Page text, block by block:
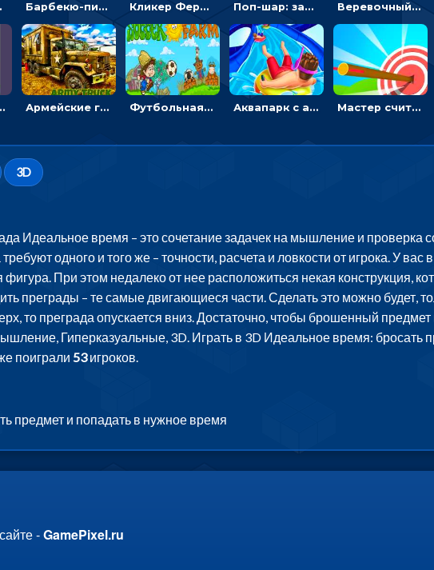
- 3D Барбекю-пикник: искать скрытые предметы на картинках - головоломка Кликер Фермерский бизнес: расти овощи, чтобы богатеть Поп-шар: запускать колючку, чтобы лопать воздушные шарики Веревочный мастер: двигай узелки и развязывай их
достать элемент со звездой Армейские грузовики в пазлах: собери военную машину Футбольная ферма: бей по мячу, чтобы забивать в ворота и ловить звезды Аквапарк с акулами: жми, чтобы лететь к финишу по волнам Мастер считать стрелы: увеличивать запас, чтобы поразить больше целей
3D
Идеальное время – это сочетание задачек на мышление и проверка
одного и того же – точности, расчета и ловкости от игрока. У вас
При этом недалеко от нее расположиться некая конструкция,
преграды – те самые двигающиеся части. Сделать это можно будет,
то преграда опускается вниз. Достаточно, чтобы брошенный
Гиперказуальные, 3D. Играть в 3D Идеальное время: бросать
поиграли 53игроков.
предмет и попадать в нужное время
-GamePixel.ru